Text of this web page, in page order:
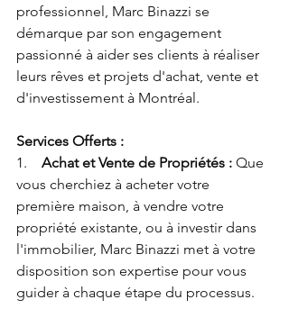
professionnel, Marc Binazzi se
démarque par son engagement
passionné à aider ses clients à réaliser
leurs rêves et projets d'achat, vente et
d'investissement à Montréal.
Services Offerts :
1. Achat et Vente de Propriétés : Que
vous cherchiez à acheter votre
première maison, à vendre votre
propriété existante, ou à investir dans
l'immobilier, Marc Binazzi met à votre
disposition son expertise pour vous
guider à chaque étape du processus.